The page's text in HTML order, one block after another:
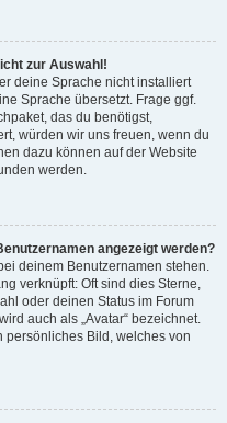
zur Auswahl!
deine Sprache nicht installiert
Sprache übersetzt. Frage ggf.
das du benötigst,
würden wir uns freuen, wenn du
dazu können auf der Website
werden.
angezeigt werden?
deinem Benutzernamen stehen.
verknüpft: Oft sind dies Sterne,
oder deinen Status im Forum
auch als „Avatar“ bezeichnet.
persönliches Bild, welches von